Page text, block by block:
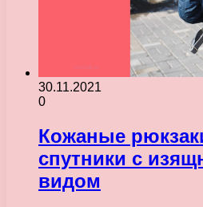
30.11.2021
0
Кожаные
спутники с
видом